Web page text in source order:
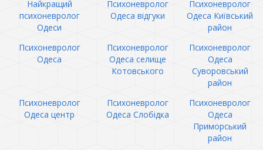
Найкращий
психоневролог
Одеси
Психоневролог
Одеса відгуки
Психоневролог
Одеса Київський
район
Психоневролог
Одеса
Психоневролог
Одеса селище
Котовського
Психоневролог
Одеса
Суворовський
район
Психоневролог
Одеса центр
Психоневролог
Одеса Слобідка
Психоневролог
Одеса
Приморський
район